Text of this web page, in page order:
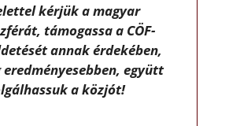
kérjük a magyar
támogassa a CÖF-
annak érdekében,
eredményesebben, együtt
a közjót!